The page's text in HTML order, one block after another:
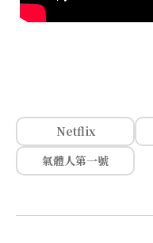
Netflix
氣體人第一號